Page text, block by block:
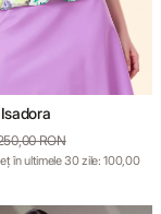
RON
în ultimele 30 zile: 100,00